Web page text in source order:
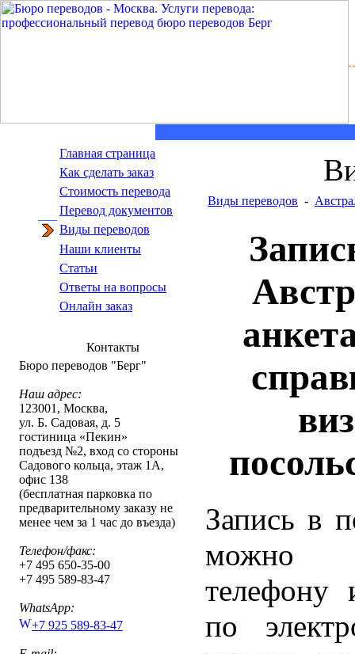
Главная страница
Как сделать заказ
Стоимость перевода
Пepeвoд дoкумeнтoв
Виды переводов
Наши клиенты
Статьи
Ответы на вопросы
Онлайн заказ
Контакты
Бюро переводов "Берг"
Наш адрес:
123001 , Москва,
ул. Б. Садовая, д. 5
гостиница «Пекин»
подъезд №2, вход со стороны
Садового кольца, этаж 1А,
офис 138
(бесплатная парковка по
предварительному заказу не
менее чем за 1 час до въезда)
Телефон/факс:
+7 495 650-35-00
+7 495 589-83-47
WhatsApp:
+7 925 589-83-47
Виды переводов -
Запись в
можно
телефону
по